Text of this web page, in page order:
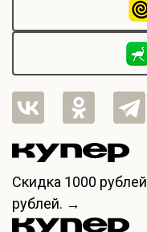
Скидка 1000 рублей
рублей. →